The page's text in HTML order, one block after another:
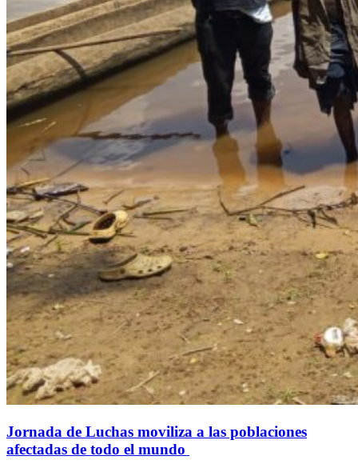
Jornada de Luchas moviliza a las poblaciones
afectadas de todo el mundo